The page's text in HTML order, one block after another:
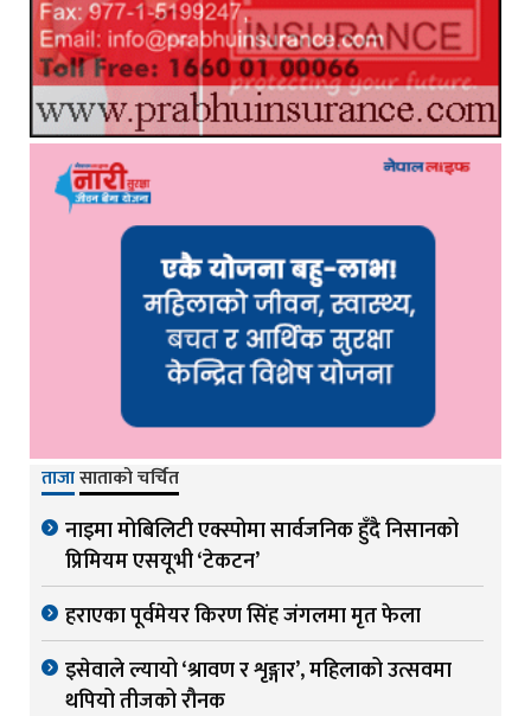
ताजासाताको चर्चित
नाइमा मोबिलिटी एक्स्पोमा सार्वजनिक हुँदै निसानको
प्रिमियम एसयूभी ‘टेकटन’
हराएका पूर्वमेयर किरण सिंह जंगलमा मृत फेला
इसेवाले ल्यायो ‘श्रावण र शृङ्गार’, महिलाको उत्सवमा
थपियो तीजको रौनक